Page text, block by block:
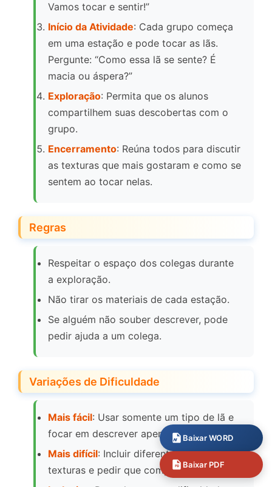
Vamos tocar e sentir!”
Início da Atividade: Cada grupo começa
em uma estação e pode tocar as lãs.
Pergunte: “Como essa lã se sente? É
macia ou áspera?”
Exploração: Permita que os alunos
compartilhem suas descobertas com o
grupo.
Encerramento: Reúna todos para discutir
as texturas que mais gostaram e como se
sentem ao tocar nelas.
Regras
Respeitar o espaço dos colegas durante
a exploração.
Não tirar os materiais de cada estação.
Se alguém não souber descrever, pode
pedir ajuda a um colega.
Variações de Dificuldade
Mais fácil: Usar somente um tipo de lã e
focar em descrever apenas a textura.
Mais difícil: Incluir diferentes objetos com
texturas e pedir que comparem.
Baixar WORD
Baixar PDF